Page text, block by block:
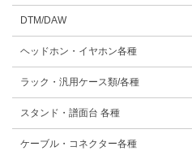
DTM/DAW
ヘッドホン・イヤホン各種
ラック・汎用ケース類/各種
スタンド・譜面台 各種
ケーブル・コネクター各種